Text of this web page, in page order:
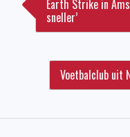
Earth Strike in
sneller’
Voetbalclub uit